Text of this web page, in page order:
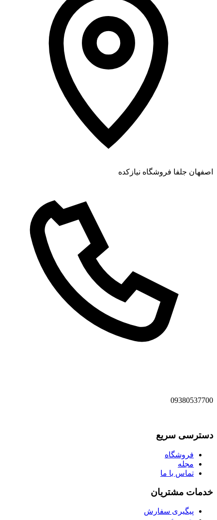
اصفهان جلفا فروشگاه نیازکده
09380537700
دسترسی سریع
فروشگاه
مجله
تماس با ما
خدمات مشتریان
پیگیری سفارش